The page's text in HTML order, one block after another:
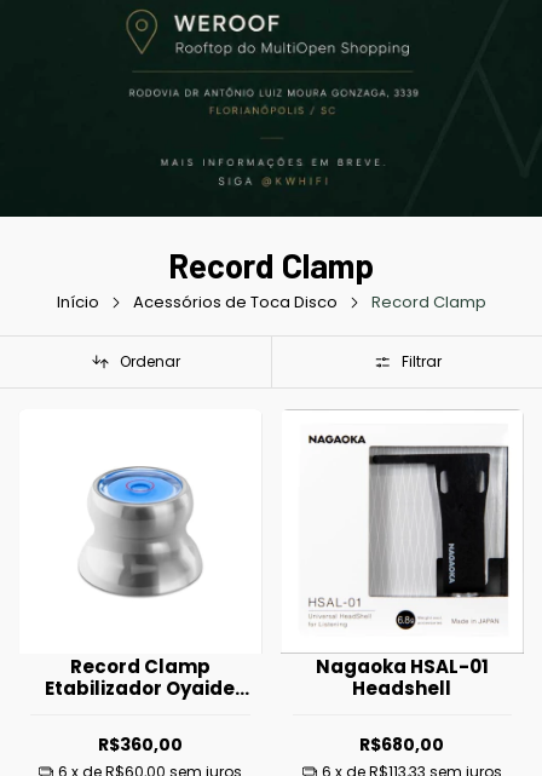
Record Clamp
Início Acessórios de Toca Disco Record Clamp
Ordenar Filtrar
Record Clamp
Etabilizador Oyaide
R$360,00
6 x deR$60,00 sem juros
Nagaoka HSAL-01
Headshell
R$680,00
6 x deR$113,33 sem juros